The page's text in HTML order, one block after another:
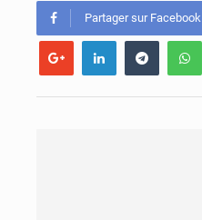
Partager sur Facebook